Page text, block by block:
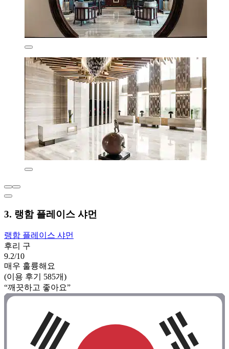
3. 랭함 플레이스 샤먼
랭함 플레이스 샤먼
후리 구
9.2/10
매우 훌륭해요
(이용 후기 585개)
“깨끗하고 좋아요”